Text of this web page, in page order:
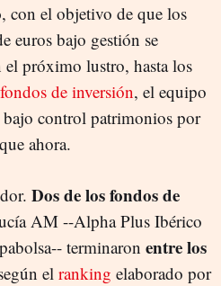
, con el objetivo de que los
euros bajo gestión se
el próximo lustro, hasta los
fondos de inversión, el equipo
bajo control patrimonios por
ahora.
Dos de los fondos de
AM --Alpha Plus Ibérico
terminaron entre los
el ranking elaborado por